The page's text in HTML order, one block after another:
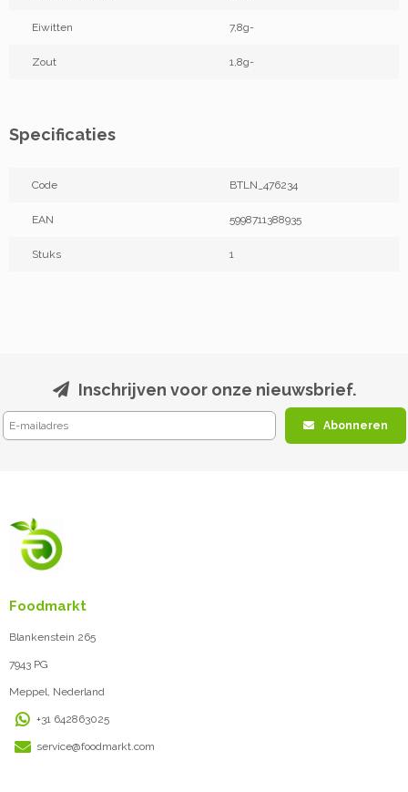
Eiwitten 7,8g-
Zout 1,8g-
Specificaties
Code BTLN_476234
EAN 5998711388935
Stuks 1
Inschrijven voor onze nieuwsbrief.
Abonneren
Foodmarkt
Blankenstein 265
7943 PG
Meppel, Nederland
+31 642863025
service@foodmarkt.com